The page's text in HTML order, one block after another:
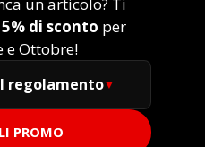
un articolo? Ti
di sconto per
e Ottobre!
regolamento
PROMO